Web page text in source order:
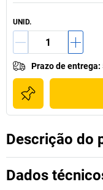
UNID.
Prazo de entrega:
Descrição do
Dados